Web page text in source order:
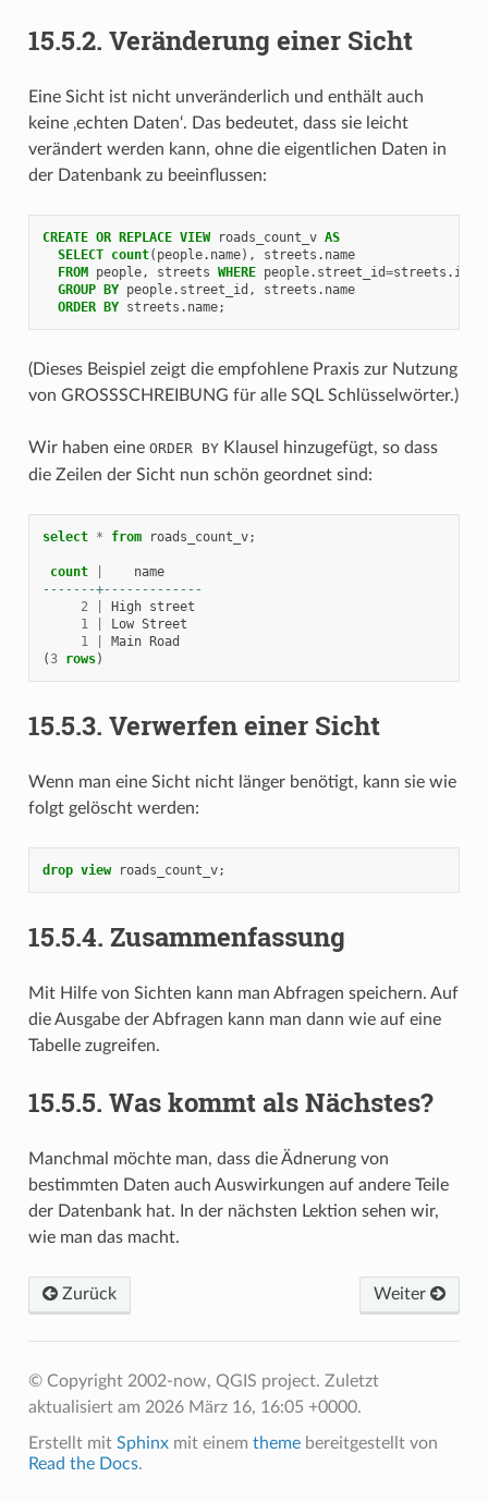
15.5.2. Veränderung einer Sicht
Eine Sicht ist nicht unveränderlich und enthält auch
keine ‚echten Daten‘. Das bedeutet, dass sie leicht
verändert werden kann, ohne die eigentlichen Daten in
der Datenbank zu beeinflussen:
CREATE OR REPLACE VIEW roads_count_v AS
SELECT count( people. name), streets . name
FROM people, streets WHERE people. street_id=streets . id
GROUP BY people. street_id , streets . name
ORDER BY streets . name;
(Dieses Beispiel zeigt die empfohlene Praxis zur Nutzung
von GROSSSCHREIBUNG für alle SQL Schlüsselwörter.)
Wir haben eine ORDER BYKlausel hinzugefügt, so dass
die Zeilen der Sicht nun schön geordnet sind:
select * from roads_count_v;
count
name
-------+-------------
2
High street
1
Low Street
1
Main Road
(3 rows)
15.5.3. Verwerfen einer Sicht
Wenn man eine Sicht nicht länger benötigt, kann sie wie
folgt gelöscht werden:
drop view roads_count_v;
15.5.4. Zusammenfassung
Mit Hilfe von Sichten kann man Abfragen speichern. Auf
die Ausgabe der Abfragen kann man dann wie auf eine
Tabelle zugreifen.
15.5.5. Was kommt als Nächstes?
Manchmal möchte man, dass die Ädnerung von
bestimmten Daten auch Auswirkungen auf andere Teile
der Datenbank hat. In der nächsten Lektion sehen wir,
wie man das macht.
Zurück Weiter
© Copyright 2002-now, QGIS project. Zuletzt
aktualisiert am 2026 März 16, 16:05 +0000.
Erstellt mit Sphinxmit einem themebereitgestellt von
Read the Docs.